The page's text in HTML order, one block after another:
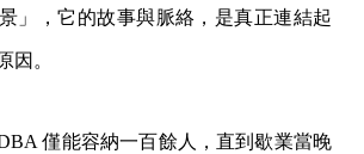
」，它的故事與脈絡，是真正連結起
因。
僅能容納一百餘人，直到歇業當晚